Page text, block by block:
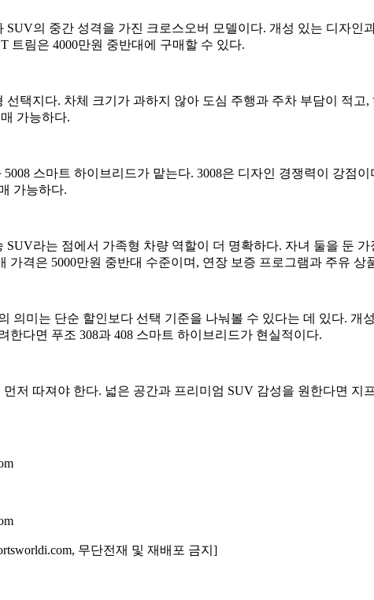
SUV의 중간 성격을 가진 크로스오버 모델이다. 개성 있는 디자
트림은 4000만원 중반대에 구매할 수 있다.
선택지다. 차체 크기가 과하지 않아 도심 주행과 주차 부담이 적
가능하다.
스마트 하이브리드가 맡는다. 3008은 디자인 경쟁력이 강점
가능하다.
SUV라는 점에서 가족형 차량 역할이 더 명확하다. 자녀 둘을 둔
가격은 5000만원 중반대 수준이며, 연장 보증 프로그램과 주유 상
의미는 단순 할인보다 선택 기준을 나눠볼 수 있다는 데 있다.
한다면 푸조 308과 408 스마트 하이브리드가 현실적이다.
저 따져야 한다. 넓은 공간과 프리미엄 SUV 감성을 원한다면
무단전재 및 재배포 금지]